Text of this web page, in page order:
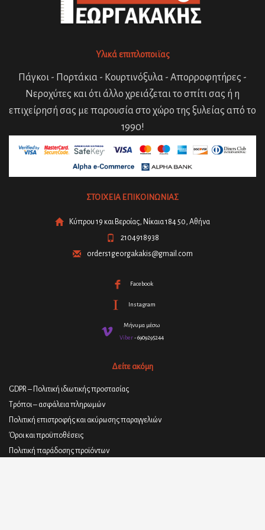
Υλικά επιπλοποιϊας
Πάγκοι - Πορτάκια - Κουρτινόξυλα - Απορροφητήρες -
Νεροχύτες και ότι άλλο χρειάζεται το σπίτι σας ή η
επιχείρησή σας με παρουσία στο χώρο της ξυλείας από το
1990!
ΣΤΟΙΧΕΙΑ ΕΠΙΚΟΙΝΩΝΙΑΣ
Κύπρου 19 και Βεροίας, Νίκαια 184 50, Αθήνα
2104918938
orders1georgakakis@gmail.com
Facebook
Instagram
Μήνυμα μέσω
Viber- 6909295244
Δείτε ακόμη
GDPR – Πολιτική ιδιωτικής προστασίας
Τρόποι – ασφάλεια πληρωμών
Πολιτική επιστροφής και ακύρωσης παραγγελιών
Όροι και προϋποθέσεις
Πολιτική παράδοσης προϊόντων